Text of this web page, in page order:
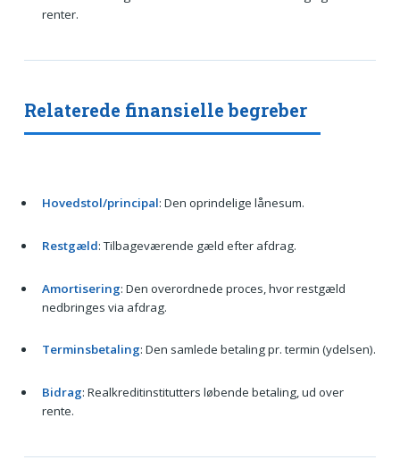
renter.
Relaterede finansielle begreber
Hovedstol/principal: Den oprindelige lånesum.
Restgæld: Tilbageværende gæld efter afdrag.
Amortisering: Den overordnede proces, hvor restgæld
nedbringes via afdrag.
Terminsbetaling: Den samlede betaling pr. termin (ydelsen).
Bidrag: Realkreditinstitutters løbende betaling, ud over
rente.